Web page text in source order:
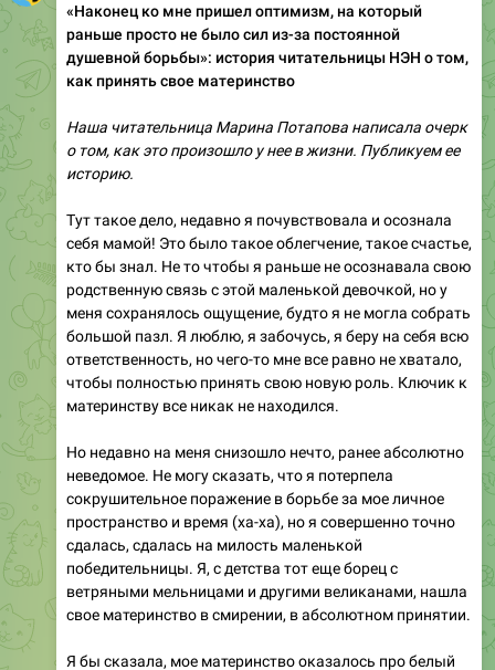
душевной борьбы»: история читательницы НЭН о том,
как принять свое материнство
Наша читательница Марина Потапова написала очерк
историю.
Тут такое дело, недавно я почувствовала и осознала
кто бы знал. Не то чтобы я раньше не осознавала свою
родственную связь с этой маленькой девочкой, но у
меня сохранялось ощущение, будто я не могла собрать
большой пазл. Я люблю, я забочусь, я беру на себя всю
ответственность, но чего-то мне все равно не хватало,
чтобы полностью принять свою новую роль. Ключик к
материнству все никак не находился.
Но недавно на меня снизошло нечто, ранее абсолютно
сокрушительное поражение в борьбе за мое личное
пространство и время (ха-ха), но я совершенно точно
сдалась, сдалась на милость маленькой
победительницы. Я, с детства тот еще борец с
ветряными мельницами и другими великанами, нашла
свое материнство в смирении, в абсолютном принятии.
Я бы сказала, мое материнство оказалось про белый